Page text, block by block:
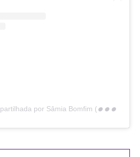
U
ma publicação compartilhada por Sâmia Bomfim (@samiabomfim)